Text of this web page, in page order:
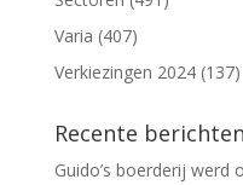
Varia (407)
Verkiezingen 2024(137)
Recente berichten
Guido’s boerderij werd